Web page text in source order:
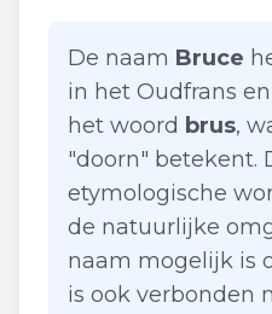
De naam Bruce
in het Oudfrans
het woord brus,
"doorn" betekent.
etymologische
de natuurlijke
naam mogelijk is
is ook verbonden